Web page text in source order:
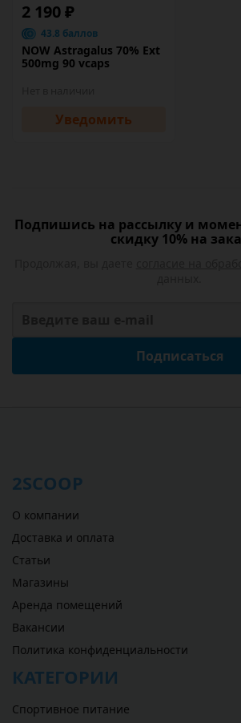
2 190 ₽
43.8 баллов
NOW Astragalus 70% Ext
500mg 90 vcaps
Уведомить
Подпишись на рассылку и
скидку 10% на
Подписаться
2SCOOP
О компании
Доставка и оплата
Статьи
Магазины
Аренда помещений
Вакансии
Политика конфиденциальности
КАТЕГОРИИ
Спортивное питание